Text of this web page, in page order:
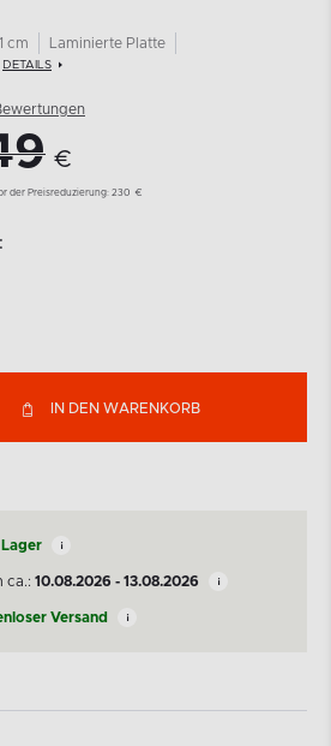
cm
Laminierte Platte
DETAILS
€
der Preisreduzierung: 230 €
IN DEN WARENKORB
ca.: 10.08.2026 - 13.08.2026
Versand